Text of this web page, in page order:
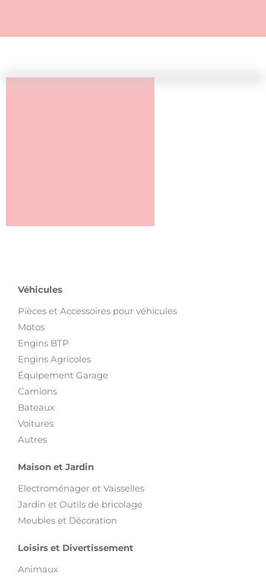
Pièces et Accessoires pour véhicules
Motos
Engins BTP
Engins Agricoles
Équipement Garage
Camions
Bateaux
Voitures
Autres
Electroménager et Vaisselles
Jardin et Outils de bricolage
Meubles et Décoration
Animaux
Art et Collections